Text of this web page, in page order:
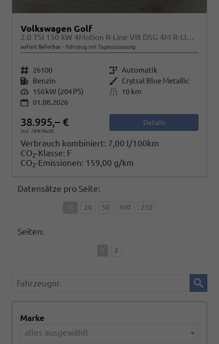
Volkswagen Golf
2.0 TSI 150 kW 4Motion R-Line VIII DSG 4M R-LINE, LED-Plus, 18-Zoll, Side, Kamera, Winter, 3 J.-Garantie
sofort lieferbar Fahrzeug mit Tageszulassung
Fahrzeugnr. 26100 Getriebe Automatik
Kraftstoff Benzin Außenfarbe Crytsal Blue Metallic
Leistung 150 kW (204 PS) Kilometerstand
10 km
01.08.2026
38.995,– €
incl. 19% MwSt.
Details
Verbrauch kombiniert: 7,00 l/100km
CO2-Klasse: F
CO2-Emissionen: 159,00 g/km
Datensätze pro Seite:
20 50 100 250
Seiten:
2
Fahrzeugnr.
Marke
alles ausgewählt